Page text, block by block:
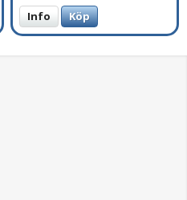
Info Köp